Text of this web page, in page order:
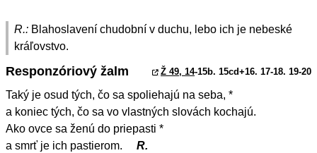
R.: Blahoslavení chudobní v duchu, lebo ich je nebeské
kráľovstvo.
Responzóriový žalm Ž 49, 14-15b. 15cd+16. 17-18. 19-20
Taký je osud tých, čo sa spoliehajú na seba, *
a koniec tých, čo sa vo vlastných slovách kochajú.
Ako ovce sa ženú do priepasti *
a smrť je ich pastierom.
R.